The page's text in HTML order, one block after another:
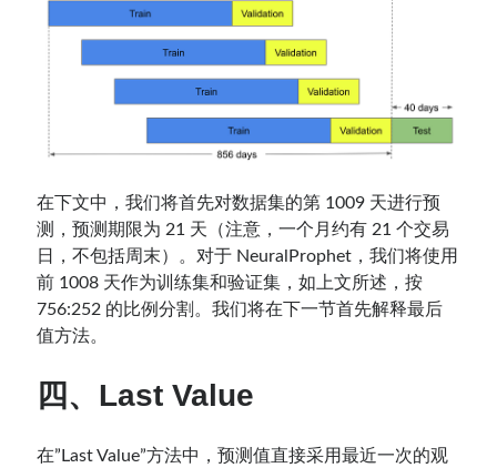
在下文中，我们将首先对数据集的第 1009 天进行预
测，预测期限为 21 天（注意，一个月约有 21 个交易
日，不包括周末）。对于 NeuralProphet，我们将使用
前 1008 天作为训练集和验证集，如上文所述，按
756:252 的比例分割。我们将在下一节首先解释最后
值方法。
四、Last Value
在”Last Value”方法中，预测值直接采用最近一次的观